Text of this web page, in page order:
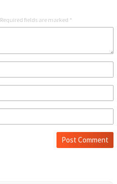
Required fields are marked *